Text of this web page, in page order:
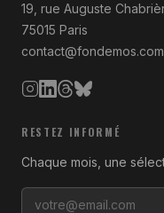
19, rue Auguste
75015 Paris
contact@fondemos.com
RESTEZ INFORMÉ
Chaque mois, une